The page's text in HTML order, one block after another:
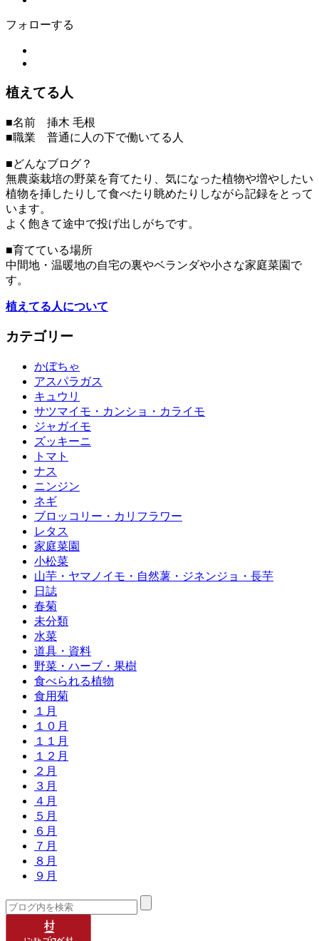
フォローする
植えてる人
■名前 挿木 毛根
■職業 普通に人の下で働いてる人
■どんなブログ？
無農薬栽培の野菜を育てたり、気になった植物や増やしたい
植物を挿したりして食べたり眺めたりしながら記録をとって
います。
よく飽きて途中で投げ出しがちです。
■育てている場所
中間地・温暖地の自宅の裏やベランダや小さな家庭菜園で
す。
植えてる人について
カテゴリー
かぼちゃ
アスパラガス
キュウリ
サツマイモ・カンショ・カライモ
ジャガイモ
ズッキーニ
トマト
ナス
ニンジン
ネギ
ブロッコリー・カリフラワー
レタス
家庭菜園
小松菜
山芋・ヤマノイモ・自然薯・ジネンジョ・長芋
日誌
春菊
未分類
水菜
道具・資料
野菜・ハーブ・果樹
食べられる植物
食用菊
１月
１０月
１１月
１２月
２月
３月
４月
５月
６月
７月
８月
９月